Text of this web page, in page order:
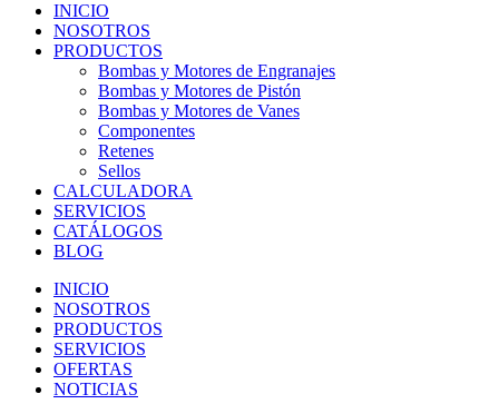
INICIO
NOSOTROS
PRODUCTOS
Bombas y Motores de Engranajes
Bombas y Motores de Pistón
Bombas y Motores de Vanes
Componentes
Retenes
Sellos
CALCULADORA
SERVICIOS
CATÁLOGOS
BLOG
INICIO
NOSOTROS
PRODUCTOS
SERVICIOS
OFERTAS
NOTICIAS